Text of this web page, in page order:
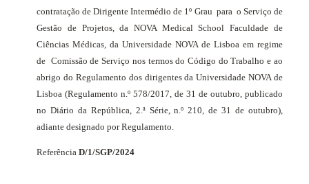
contratação de Dirigente Intermédio de 1º Grau para o Serviço de
Gestão de Projetos, da NOVA Medical School Faculdade de
Ciências Médicas, da Universidade NOVA de Lisboa em regime
de Comissão de Serviço nos termos do Código do Trabalho e ao
abrigo do Regulamento dos dirigentes da Universidade NOVA de
Lisboa (Regulamento n.º 578/2017, de 31 de outubro, publicado
no Diário da República, 2.ª Série, n.º 210, de 31 de outubro),
adiante designado por Regulamento.
ReferênciaD/1/SGP/2024